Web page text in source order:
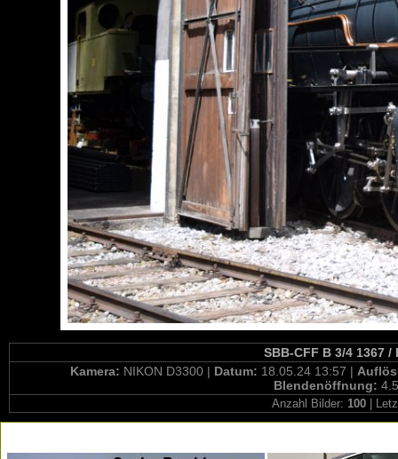
SBB-CFF B 3/4 1367 /
Kamera: NIKON D3300 | Datum: 18.05.24 13:57 |
Blendenöffnung:
Anzahl Bilder: 100|